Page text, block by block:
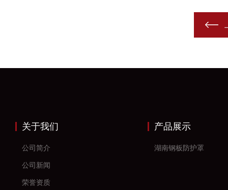
关于我们
公司简介
公司新闻
荣誉资质
产品展示
湖南钢板防护罩